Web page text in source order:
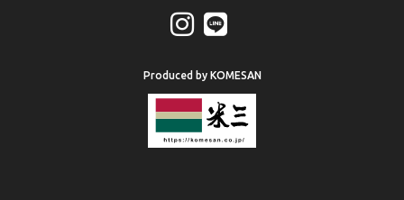
Produced by KOMESAN